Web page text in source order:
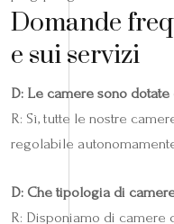
Domande
e sui servizi
D: Le camere sono
R: Sì, tutte le nostre
regolabile
D: Che tipologia di
R: Disponiamo di